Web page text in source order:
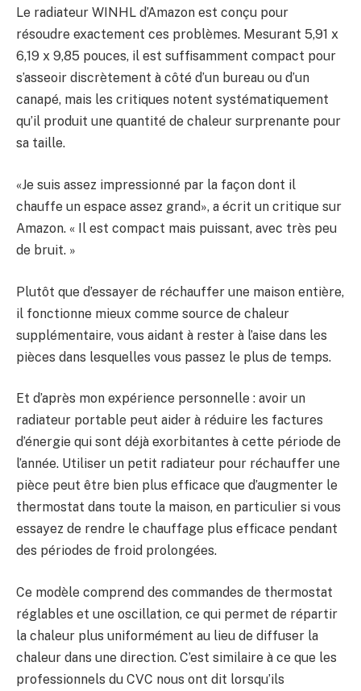
Le radiateur WINHL d’Amazon est conçu pour
résoudre exactement ces problèmes. Mesurant 5,91 x
6,19 x 9,85 pouces, il est suffisamment compact pour
s’asseoir discrètement à côté d’un bureau ou d’un
canapé, mais les critiques notent systématiquement
qu’il produit une quantité de chaleur surprenante pour
sa taille.
«Je suis assez impressionné par la façon dont il
chauffe un espace assez grand», a écrit un critique sur
Amazon. « Il est compact mais puissant, avec très peu
de bruit. »
Plutôt que d’essayer de réchauffer une maison entière,
il fonctionne mieux comme source de chaleur
supplémentaire, vous aidant à rester à l’aise dans les
pièces dans lesquelles vous passez le plus de temps.
Et d’après mon expérience personnelle : avoir un
radiateur portable peut aider à réduire les factures
d’énergie qui sont déjà exorbitantes à cette période de
l’année. Utiliser un petit radiateur pour réchauffer une
pièce peut être bien plus efficace que d’augmenter le
thermostat dans toute la maison, en particulier si vous
essayez de rendre le chauffage plus efficace pendant
des périodes de froid prolongées.
Ce modèle comprend des commandes de thermostat
réglables et une oscillation, ce qui permet de répartir
la chaleur plus uniformément au lieu de diffuser la
chaleur dans une direction. C’est similaire à ce que les
professionnels du CVC nous ont dit lorsqu’ils